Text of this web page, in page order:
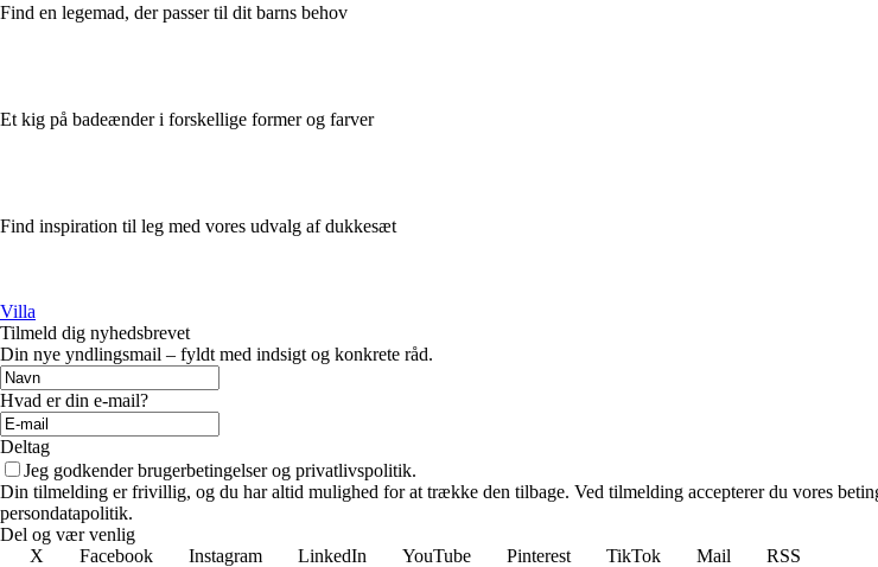
Find en legemad, der passer til dit barns behov
Et kig på badeænder i forskellige former og farver
Find inspiration til leg med vores udvalg af dukkesæt
Villa
Tilmeld dig nyhedsbrevet
Din nye yndlingsmail – fyldt med indsigt og konkrete råd.
Hvad er din e-mail?
Deltag
Jeg godkender brugerbetingelser og privatlivspolitik.
Din tilmelding er frivillig, og du har altid mulighed for at trække den tilbage. Ved tilmelding accepterer du vores
persondatapolitik.
Del og vær venlig
X
Facebook Instagram LinkedIn YouTube Pinterest TikTok Mail
RSS